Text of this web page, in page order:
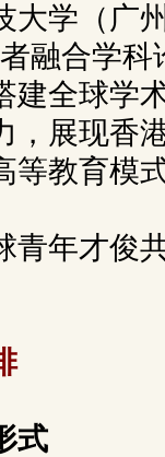
大学（广
融合学
建全球学
，展现香
等教育模
青年才俊
式